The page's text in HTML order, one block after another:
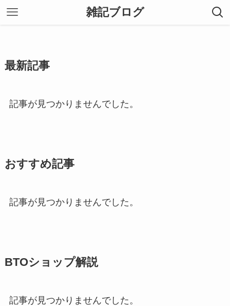
雑記ブログ
最新記事
記事が見つかりませんでした。
おすすめ記事
記事が見つかりませんでした。
BTOショップ解説
記事が見つかりませんでした。